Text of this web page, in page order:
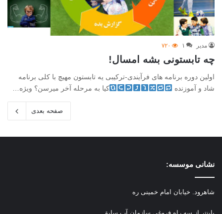
مدیر ۱ ۷۲۰
چه تابستونی بشه امسال!
اولین دوره برنامه های فرآیندی-ترکیبی یه تابستون مهیچ با کلی برنامه
شاد و آموزنده
کیا به مرحله آخر میرسن؟ ویژه…
صفحه بعدی
نشانی موسسه:
شاهرود. خیابان امام خمینی ره